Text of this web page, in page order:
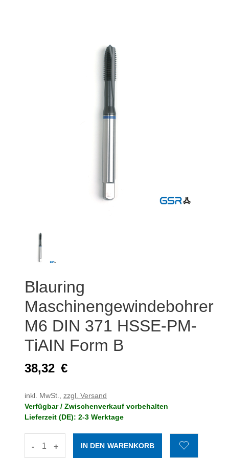
Blauring
Maschinengewindebohrer
M6 DIN 371 HSSE-PM-
TiAIN Form B
38,32 €
inkl. MwSt., zzgl. Versand
Verfügbar / Zwischenverkauf vorbehalten
Lieferzeit (DE): 2-3 Werktage
- +